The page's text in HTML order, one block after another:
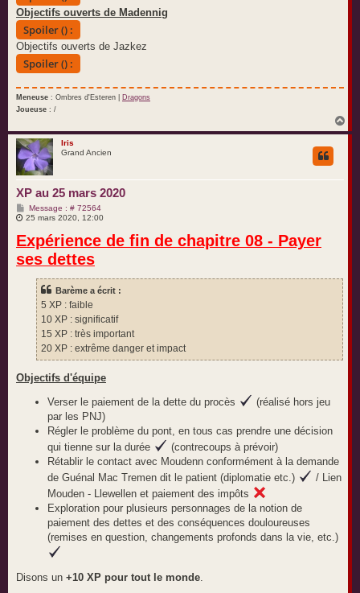
Objectifs ouverts de Madennig
Spoiler () :
Objectifs ouverts de Jazkez
Spoiler () :
Meneuse : Ombres d'Esteren | Dragons
Joueuse : /
a
Iris
Grand Ancien
XP au 25 mars 2020
Message : # 72564M
e
a
25 mars 2020, 12:00
Expérience de fin de chapitre 08 - Payer
ses dettes
Barème a écrit :
5 XP : faible
10 XP : significatif
15 XP : très important
20 XP : extrême danger et impact
Objectifs d'équipe
Verser le paiement de la dette du procès
(réalisé hors jeu
par les PNJ)
Régler le problème du pont, en tous cas prendre une décision
qui tienne sur la durée
(contrecoups à prévoir)
Rétablir le contact avec Moudenn conformément à la demande
de Guénal Mac Tremen dit le patient (diplomatie etc.)
/ Lien
Mouden - Llewellen et paiement des impôts
Exploration pour plusieurs personnages de la notion de
paiement des dettes et des conséquences douloureuses
(remises en question, changements profonds dans la vie, etc.)
Disons un +10 XP pour tout le monde